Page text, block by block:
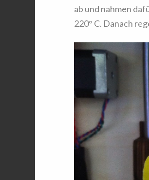
ab und nahmen
220° C. Danach